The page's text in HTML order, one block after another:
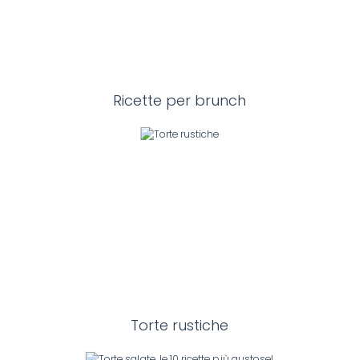
Ricette per brunch
Torte rustiche